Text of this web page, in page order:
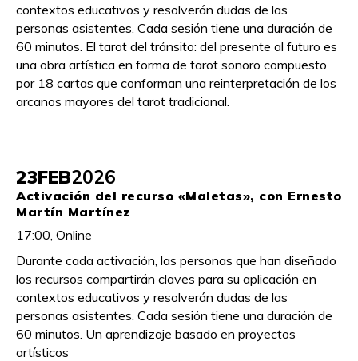
contextos educativos y resolverán dudas de las
personas asistentes. Cada sesión tiene una duración de
60 minutos. El tarot del tránsito: del presente al futuro es
una obra artística en forma de tarot sonoro compuesto
por 18 cartas que conforman una reinterpretación de los
arcanos mayores del tarot tradicional.
23FEB2026
Activación del recurso «Maletas», con Ernesto
Martín Martínez
17:00, Online
Durante cada activación, las personas que han diseñado
los recursos compartirán claves para su aplicación en
contextos educativos y resolverán dudas de las
personas asistentes. Cada sesión tiene una duración de
60 minutos. Un aprendizaje basado en proyectos
artísticos